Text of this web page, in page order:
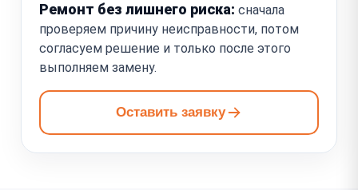
Ремонт без лишнего риска: сначала
проверяем причину неисправности, потом
согласуем решение и только после этого
выполняем замену.
Оставить заявку